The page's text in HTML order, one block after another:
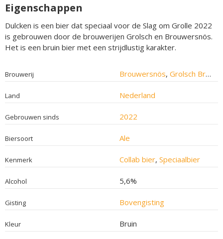
Eigenschappen
Dulcken is een bier dat speciaal voor de Slag om Grolle 2022
is gebrouwen door de brouwerijen Grolsch en Brouwersnös.
Het is een bruin bier met een strijdlustig karakter.
Brouwerij Brouwersnös, Grolsch Brouwerij
Land Nederland
Gebrouwen sinds 2022
Biersoort Ale
Kenmerk Collab bier, Speciaalbier
Alcohol 5,6%
Gisting Bovengisting
Kleur Bruin